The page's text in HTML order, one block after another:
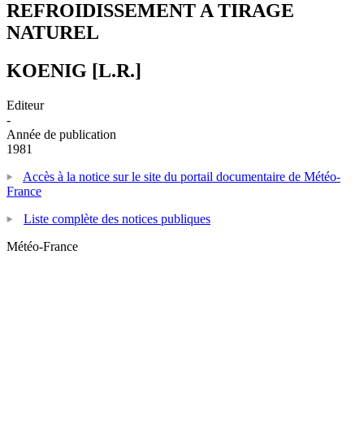
REFROIDISSEMENT A TIRAGE
NATUREL
KOENIG [L.R.]
Editeur
-
Année de publication
1981
Accès à la notice sur le site du portail documentaire de Météo-
France
Liste complète des notices publiques
Météo-France